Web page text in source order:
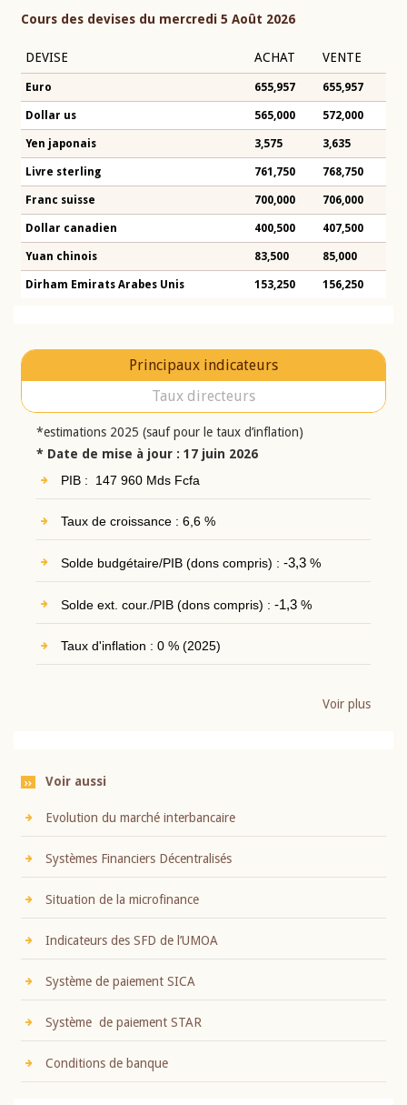
Cours des devises du mercredi 5 Août 2026
DEVISE ACHAT VENTE
Euro 655,957 655,957
Dollar us 565,000 572,000
Yen japonais 3,575 3,635
Livre sterling 761,750 768,750
Franc suisse 700,000 706,000
Dollar canadien 400,500 407,500
Yuan chinois 83,500 85,000
Dirham Emirats Arabes Unis 153,250 156,250
Principaux indicateurs
Taux directeurs
*estimations 2025 (sauf pour le taux d’inflation)
* Date de mise à jour : 17 juin 2026
PIB : 147 960 Mds Fcfa
Taux de croissance : 6,6 %
Solde budgétaire/PIB (dons compris) : -3,3%
Solde ext. cour./PIB (dons compris) : -1,3%
Taux d'inflation : 0 % (2025)
Voir plus
Voir aussi
Evolution du marché interbancaire
Systèmes Financiers Décentralisés
Situation de la microfinance
Indicateurs des SFD de l’UMOA
Système de paiement SICA
Système de paiement STAR
Conditions de banque